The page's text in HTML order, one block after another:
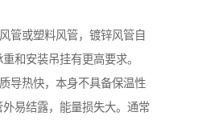
管或塑料风管，镀锌风管自
和安装吊挂有更高要求。
导热快，本身不具备保温性
易结露，能量损失大。通常